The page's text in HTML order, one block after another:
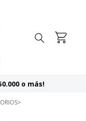
o más!
>